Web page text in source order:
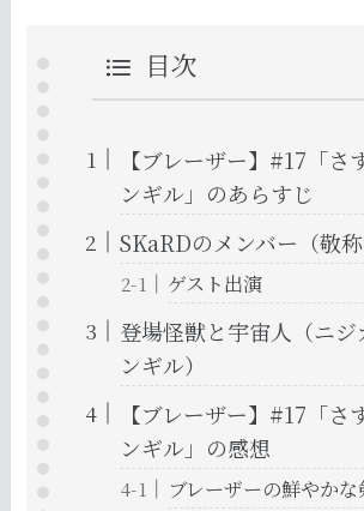
目次
【ブレーザー】#17「さ
ンギル」のあらすじ
SKaRDのメンバー（敬称
ゲスト出演
登場怪獣と宇宙人（ニジ
ンギル）
【ブレーザー】#17「さ
ンギル」の感想
ブレーザーの鮮やか